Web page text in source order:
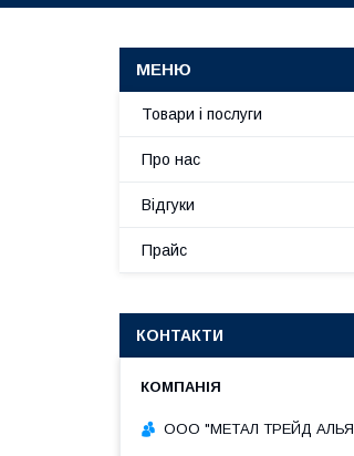
Товари і послуги
Про нас
Відгуки
Прайс
КОНТАКТИ
ООО "МЕТАЛ ТРЕЙД